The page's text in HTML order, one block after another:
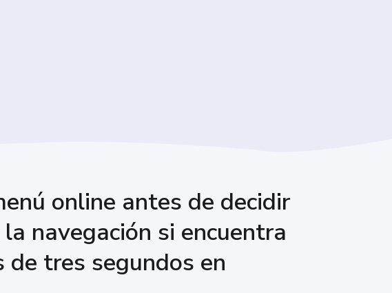
online antes de decidir
navegación si encuentra
tres segundos en